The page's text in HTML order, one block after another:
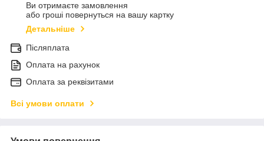
Ви отримаєте замовлення
або гроші повернуться на вашу картку
Детальніше
Післяплата
Оплата на рахунок
Оплата за реквізитами
Всі умови оплати